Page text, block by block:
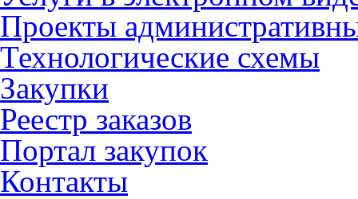
Проекты
Технологические схемы
Закупки
Реестр заказов
Портал закупок
Контакты